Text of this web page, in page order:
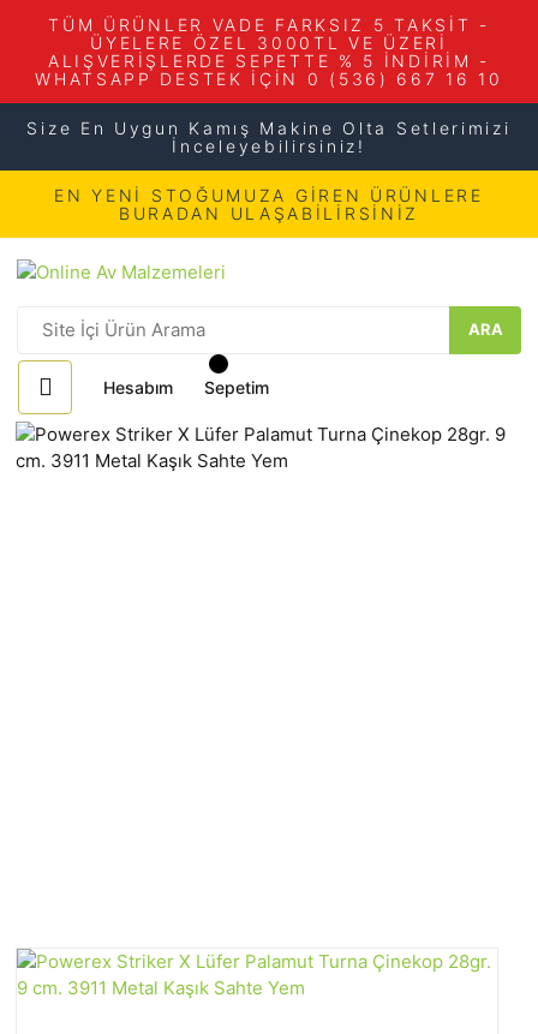
TÜM ÜRÜNLER VADE FARKSIZ 5 TAKSİT -
ÜYELERE ÖZEL 3000TL VE ÜZERİ
ALIŞVERİŞLERDE SEPETTE % 5 İNDİRİM -
WHATSAPP DESTEK İÇİN 0 (536) 667 16 10
Size En Uygun Kamış Makine Olta Setlerimizi
İnceleyebilirsiniz!
EN YENİ STOĞUMUZA GİREN ÜRÜNLERE
BURADAN ULAŞABİLİRSİNİZ
ARA
Hesabım Sepetim